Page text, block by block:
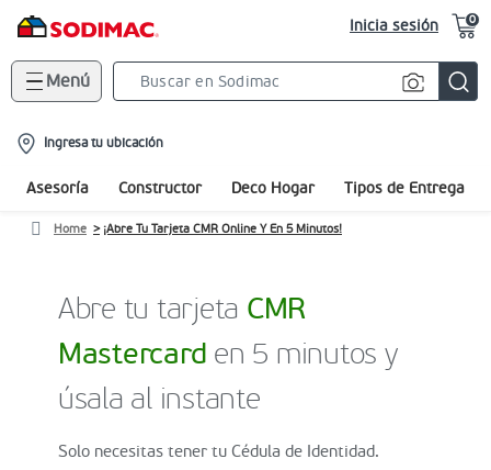
Inicia sesión 0
Menú
location-
icon
Ingresa tu ubicación
Asesoría Constructor Deco Hogar Tipos de Entrega
Home ¡Abre Tu Tarjeta CMR Online Y En 5 Minutos!
Abre tu tarjeta CMR
Mastercard en 5 minutos y
úsala al instante
Solo necesitas tener tu Cédula de Identidad.